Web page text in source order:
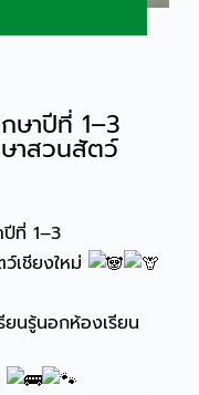
ษาปีที่ 1–3
าสวนสัตว์
ปีที่ 1–3
เชียงใหม่
ยนรู้นอกห้องเรียน